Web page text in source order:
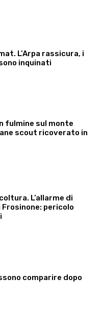
L’Arpa rassicura, i
inquinati
fulmine sul monte
scout ricoverato in
L’allarme di
pericolo
comparire dopo